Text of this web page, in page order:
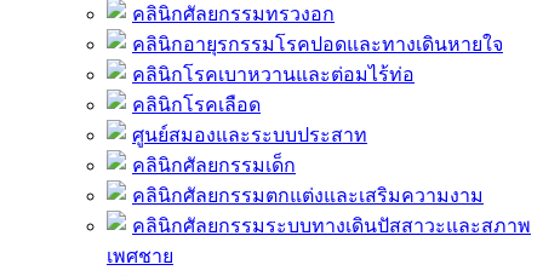
คลินิกศัลยกรรมทรวงอก
คลินิกอายุรกรรมโรคปอดและทางเดินหายใจ
คลินิกโรคเบาหวานและต่อมไร้ท่อ
คลินิกโรคเลือด
ศูนย์สมองและระบบประสาท
คลินิกศัลยกรรมเด็ก
คลินิกศัลยกรรมตกแต่งและเสริมความงาม
คลินิกศัลยกรรมระบบทางเดินปัสสาวะและสภาพ
เพศชาย